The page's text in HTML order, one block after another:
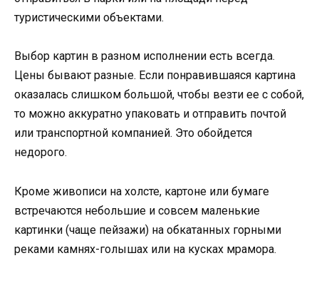
туристическими объектами.
Выбор картин в разном исполнении есть всегда.
Цены бывают разные. Если понравившаяся картина
оказалась слишком большой, чтобы везти ее с собой,
то можно аккуратно упаковать и отправить почтой
или транспортной компанией. Это обойдется
недорого.
Кроме живописи на холсте, картоне или бумаге
встречаются небольшие и совсем маленькие
картинки (чаще пейзажи) на обкатанных горными
реками камнях-голышах или на кусках мрамора.